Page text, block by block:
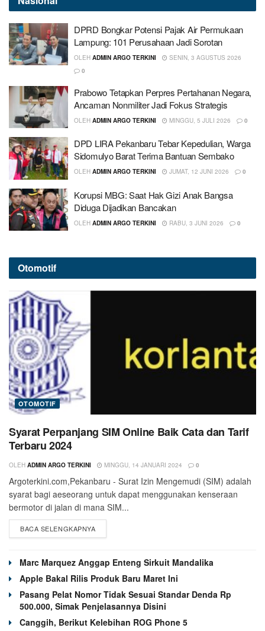
DPRD Bongkar Potensi Pajak Air Permukaan
Lampung: 101 Perusahaan Jadi Sorotan
OLEH ADMIN ARGO TERKINI
SENIN, 3 AGUSTUS 2026
0
Prabowo Tetapkan Perpres Pertahanan Negara,
Ancaman Nonmiliter Jadi Fokus Strategis
OLEH ADMIN ARGO TERKINI MINGGU, 5 JULI 2026 0
DPD LIRA Pekanbaru Tebar Kepedulian, Warga
Sidomulyo Barat Terima Bantuan Sembako
OLEH ADMIN ARGO TERKINI JUMAT, 12 JUNI 2026 0
Korupsi MBG: Saat Hak Gizi Anak Bangsa
Diduga Dijadikan Bancakan
OLEH ADMIN ARGO TERKINI RABU, 3 JUNI 2026 0
Otomotif
OTOMOTIF
Syarat Perpanjang SIM Online Baik Cata dan Tarif
Terbaru 2024
OLEH ADMIN ARGO TERKINI MINGGU, 14 JANUARI 2024 0
Argoterkini.com,Pekanbaru - Surat Izin Mengemudi (SIM) adalah
syarat bagi aeseorang untuk dapat menggunakan kenseraan
bermotor di jalan di mana SIM...
BACA SELENGKAPNYA
Marc Marquez Anggap Enteng Sirkuit Mandalika
Apple Bakal Rilis Produk Baru Maret Ini
Pasang Pelat Nomor Tidak Sesuai Standar Denda Rp
500.000, Simak Penjelasannya Disini
Canggih, Berikut Kelebihan ROG Phone 5